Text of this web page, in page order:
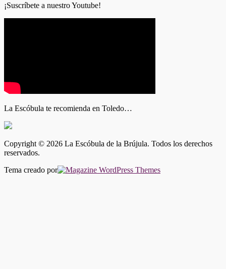
¡Suscríbete a nuestro Youtube!
La Escóbula te recomienda en Toledo…
Copyright © 2026 La Escóbula de la Brújula. Todos los derechos
reservados.
Tema creado por